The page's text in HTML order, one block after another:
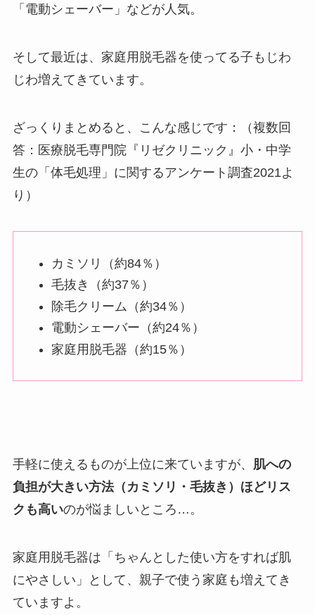
「電動シェーバー」などが人気。
そして最近は、家庭用脱毛器を使ってる子もじわ
じわ増えてきています。
ざっくりまとめると、こんな感じです：（複数回
答：医療脱毛専門院『リゼクリニック』小・中学
生の「体毛処理」に関するアンケート調査2021よ
り）
カミソリ（約84％）
毛抜き（約37％）
除毛クリーム（約34％）
電動シェーバー（約24％）
家庭用脱毛器（約15％）
手軽に使えるものが上位に来ていますが、
肌への
負担が大きい方法（カミソリ・毛抜き）ほどリス
クも高いのが悩ましいところ…。
家庭用脱毛器は「ちゃんとした使い方をすれば肌
にやさしい」として、親子で使う家庭も増えてき
ていますよ。